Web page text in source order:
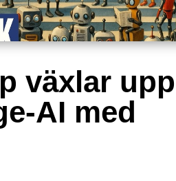
växlar upp
AI med